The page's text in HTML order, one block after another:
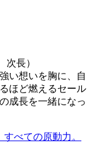
長）
い想いを胸に、自
ほど燃えるセール
成長を一緒になっ
べての原動力。